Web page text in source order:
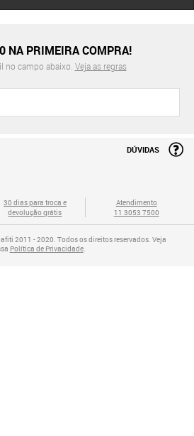
NA PRIMEIRA COMPRA!
no campo abaixo. Veja as regras
DÚVIDAS
30 dias para troca e
devolução grátis
Atendimento
11 3053 7500
2011 - 2020. Todos os direitos reservados. Veja
Política de Privacidade.